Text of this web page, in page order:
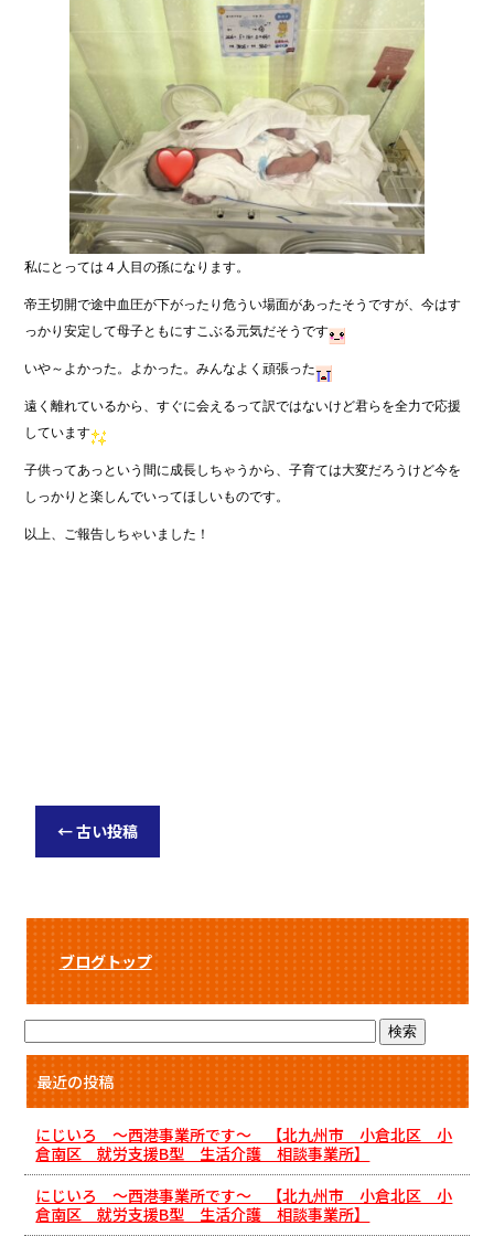
私にとっては４人目の孫になります。
帝王切開で途中血圧が下がったり危うい場面があったそうですが、今はす
っかり安定して母子ともにすこぶる元気だそうです
いや～よかった。よかった。みんなよく頑張った
遠く離れているから、すぐに会えるって訳ではないけど君らを全力で応援
しています
子供ってあっという間に成長しちゃうから、子育ては大変だろうけど今を
しっかりと楽しんでいってほしいものです。
以上、ご報告しちゃいました！
←古い投稿
ブログトップ
最近の投稿
にじいろ ～西港事業所です～ 【北九州市 小倉北区 小
倉南区 就労支援B型 生活介護 相談事業所】
にじいろ ～西港事業所です～ 【北九州市 小倉北区 小
倉南区 就労支援B型 生活介護 相談事業所】